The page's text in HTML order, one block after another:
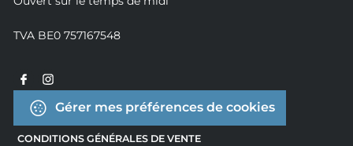
TVA BE0 757167548
Gérer mes préférences de cookies
CONDITIONS GÉNÉRALES DE VENTE